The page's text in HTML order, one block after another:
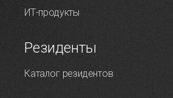
ИТ-продукты
Резиденты
Каталог резидентов